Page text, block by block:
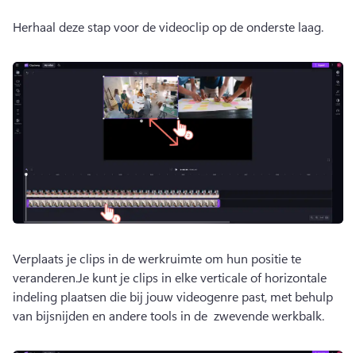
Herhaal deze stap voor de videoclip op de onderste laag.
Verplaats je clips in de werkruimte om hun positie te
veranderen.Je kunt je clips in elke verticale of horizontale
indeling plaatsen die bij jouw videogenre past, met behulp
van bijsnijden en andere tools in de zwevende werkbalk.